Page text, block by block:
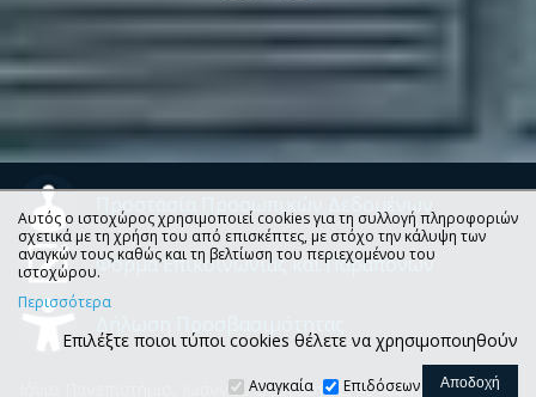
Προστασία Προσωπικών Δεδομένων
Φόρμα Επικοινωνίας και Παραπόνων
Ιόνιο Πανεπιστήμιο, Ιωάννου Θεοτόκη 72, 49100 Κέρκυρα, Τ.Θ.
Αυτός ο ιστοχώρος χρησιμοποιεί cookies για τη συλλογή πληροφοριών
σχετικά με τη χρήση του από επισκέπτες, με στόχο την κάλυψη των
αναγκών τους καθώς και τη βελτίωση του περιεχομένου του
ιστοχώρου.
Περισσότερα
Επιλέξτε ποιοι τύποι cookies θέλετε να χρησιμοποιηθούν
Αναγκαία Επιδόσεων